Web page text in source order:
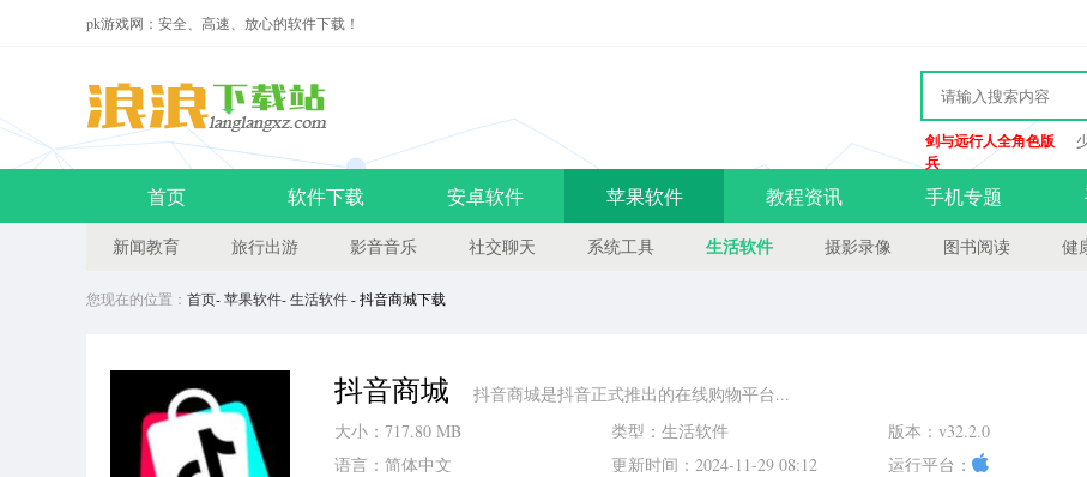
pk游戏网：安全、高速、放心的软件下载！
剑与远行人全角色版
兵
首页 软件下载 安卓软件 苹果软件 教程资讯 手机专题
新闻教育 旅行出游 影音音乐 社交聊天 系统工具 生活软件 摄影录像 图书阅读 健
您现在的位置： 首页-苹果软件-生活软件- 抖音商城下载
抖音商城
抖音商城是抖音正式推出的在线购物平台...
大小：717.80 MB
类型：生活软件
版本：v32.2.0
语言：简体中文
更新时间：2024-11-29 08:12 运行平台：